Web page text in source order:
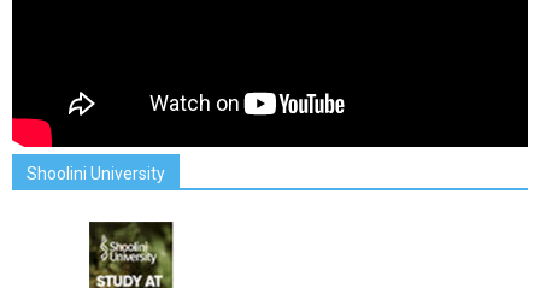
Shoolini University